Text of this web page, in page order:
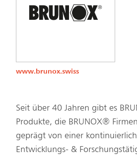
www.brunox.swiss
Seit über 40 Jahren gibt es
Produkte, die BRUNOX®
geprägt von einer
Entwicklungs- &